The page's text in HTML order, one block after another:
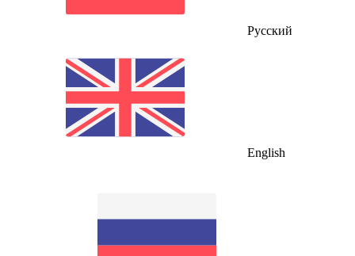
Русский
English